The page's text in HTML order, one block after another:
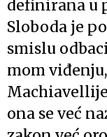
definirana u
Sloboda je
smislu
mom
ona se već